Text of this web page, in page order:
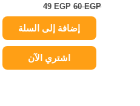
60EGP
49 EGP
إضافة إلى السلة
اشتري الآن